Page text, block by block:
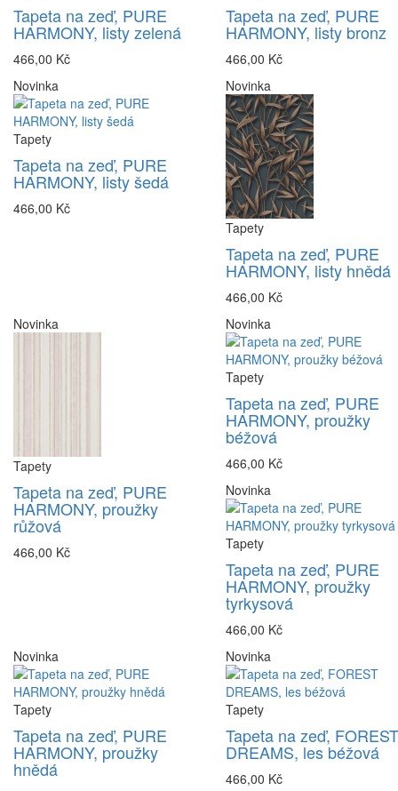
Tapeta na zeď, PURE
HARMONY, listy zelená
466,00 Kč
Tapeta na zeď, PURE
HARMONY, listy bronz
466,00 Kč
Novinka
Tapety
Tapeta na zeď, PURE
HARMONY, listy šedá
466,00 Kč
Novinka
Tapety
Tapeta na zeď, PURE
HARMONY, listy hnědá
466,00 Kč
Novinka
Tapety
Tapeta na zeď, PURE
HARMONY, proužky
růžová
466,00 Kč
Novinka
Tapety
Tapeta na zeď, PURE
HARMONY, proužky
béžová
466,00 Kč
Novinka
Tapety
Tapeta na zeď, PURE
HARMONY, proužky
tyrkysová
466,00 Kč
Novinka
Tapety
Tapeta na zeď, PURE
HARMONY, proužky
hnědá
Novinka
Tapety
Tapeta na zeď, FOREST
DREAMS, les béžová
466,00 Kč